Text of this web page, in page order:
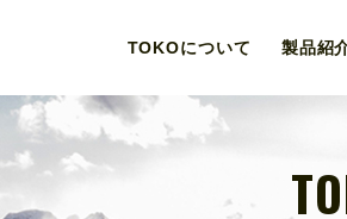
TOKOについて 製品紹